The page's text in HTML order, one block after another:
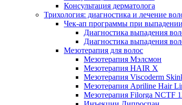
Консультация дерматолога
Трихология: диагностика и лечение
Чек-ап программы при
Диагностика выпадения
Диагностика выпадения
Мезотерапия для волос
Мезотерапия Мэлсмон
Мезотерапия HAIR X
Мезотерапия Viscoderm
Мезотерапия Apriline Hair
Мезотерапия Filorga NCTF